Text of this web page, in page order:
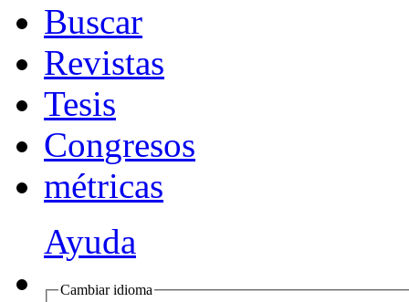
Buscar
Revistas
Tesis
Congresos
métricas
Ayuda
Cambiar idioma